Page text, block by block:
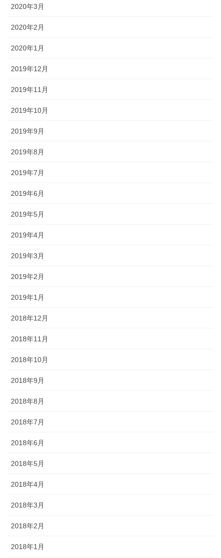
2020年3月
2020年2月
2020年1月
2019年12月
2019年11月
2019年10月
2019年9月
2019年8月
2019年7月
2019年6月
2019年5月
2019年4月
2019年3月
2019年2月
2019年1月
2018年12月
2018年11月
2018年10月
2018年9月
2018年8月
2018年7月
2018年6月
2018年5月
2018年4月
2018年3月
2018年2月
2018年1月